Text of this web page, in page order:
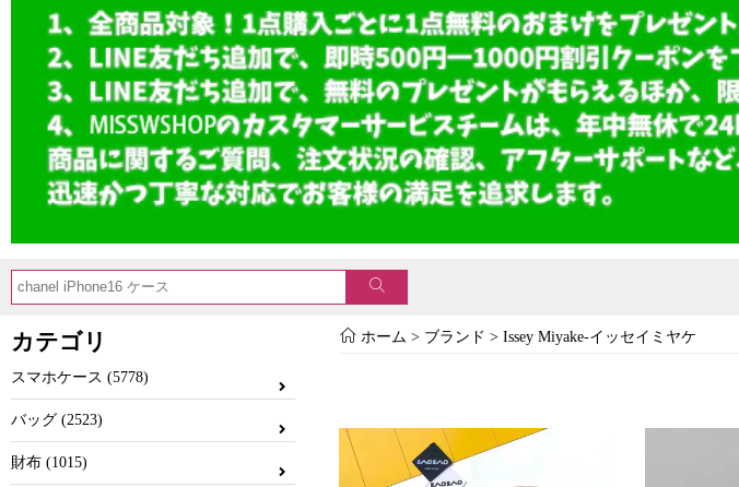
カテゴリ
スマホケース (5778)
バッグ (2523)
財布 (1015)
ホーム > ブランド > Issey Miyake-イッセイミヤケ